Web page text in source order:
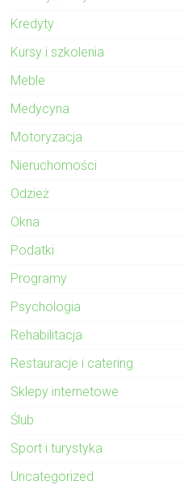
Kredyty
Kursy i szkolenia
Meble
Medycyna
Motoryzacja
Nieruchomości
Odzież
Okna
Podatki
Programy
Psychologia
Rehabilitacja
Restauracje i catering
Sklepy internetowe
Ślub
Sport i turystyka
Uncategorized